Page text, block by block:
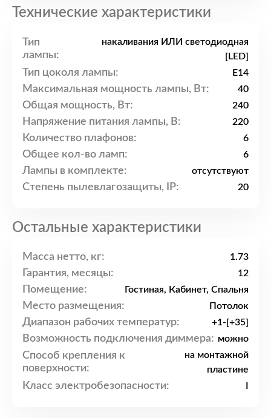
Технические характеристики
Тип
лампы:
накаливания ИЛИ светодиодная
[LED]
Тип цоколя лампы: E14
Максимальная мощность лампы, Вт: 40
Общая мощность, Вт: 240
Напряжение питания лампы, В: 220
Количество плафонов: 6
Общее кол-во ламп: 6
Лампы в комплекте: отсутствуют
Степень пылевлагозащиты, IP: 20
Остальные характеристики
Масса нетто, кг: 1.73
Гарантия, месяцы: 12
Помещение: Гостиная, Кабинет, Спальня
Место размещения: Потолок
Диапазон рабочих температур: +1-[+35]
Возможность подключения диммера: можно
Способ крепления к
поверхности:
на монтажной
пластине
Класс электробезопасности: